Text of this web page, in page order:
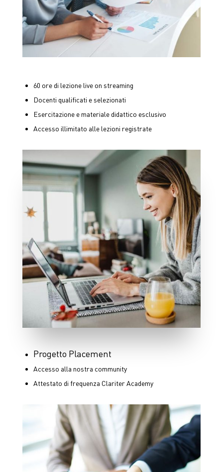
60 ore di lezione live on streaming
Docenti qualificati e selezionati
Esercitazione e materiale didattico esclusivo
Accesso illimitato alle lezioni registrate
Progetto Placement
Accesso alla nostra community
Attestato di frequenza Clariter Academy